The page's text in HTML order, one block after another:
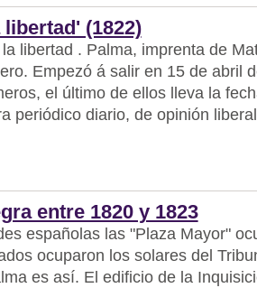
(1822)
libertad . Palma, imprenta de
Empezó á salir en 15 de abril
el último de ellos lleva la
periódico diario, de opinión
entre 1820 y 1823
españolas las "Plaza Mayor"
ocuparon los solares del
es así. El edificio de la